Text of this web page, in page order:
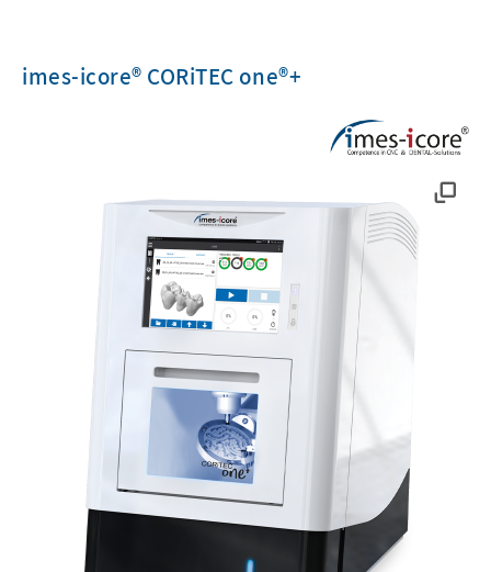
imes-icore® CORiTEC one®+